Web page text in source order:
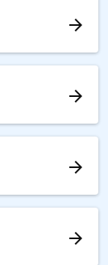
arrow_forward
arrow_forward
arrow_forward
arrow_forward